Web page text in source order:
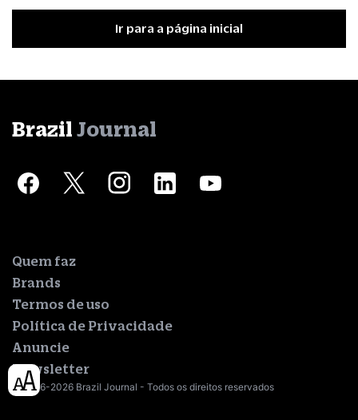
Ir para a página inicial
Brazil Journal
Quem faz
Brands
Termos de uso
Política de Privacidade
Anuncie
Newsletter
© 2016-2026 Brazil Journal - Todos os direitos reservados